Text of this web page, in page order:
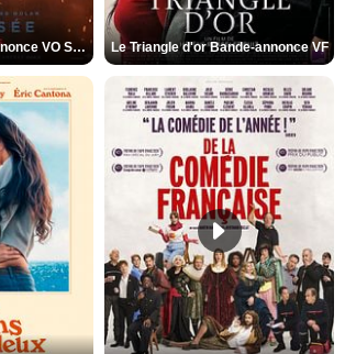
L'Odyssée Bande-annonce VO STFR Le Triangle d'or Bande-annonce VF